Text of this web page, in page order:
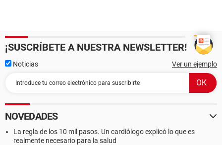
¡SUSCRÍBETE A NUESTRA NEWSLETTER!
Noticias Ver un ejemplo
NOVEDADES
La regla de los 10 mil pasos. Un cardiólogo explicó lo que es
realmente necesario para la salud